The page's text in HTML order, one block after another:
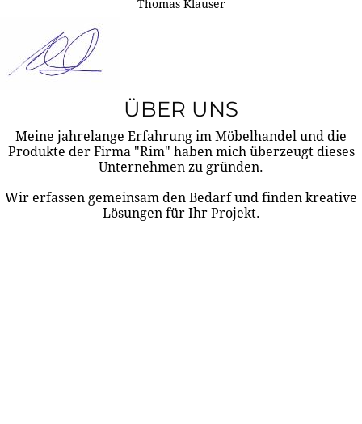
Thomas Klauser
ÜBER UNS
Meine jahrelange Erfahrung im Möbelhandel und die
Produkte der Firma "Rim" haben mich überzeugt dieses
Unternehmen zu gründen.
Wir erfassen gemeinsam den Bedarf und finden kreative
Lösungen für Ihr Projekt.